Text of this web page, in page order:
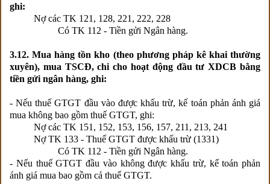
ghi:
Nợ các TK 121, 128, 221, 222, 228
Có TK 112 - Tiền gửi Ngân hàng.
3.12. Mua hàng tồn kho (theo phương pháp kê khai thường
xuyên), mua TSCĐ, chi cho hoạt động đầu tư XDCB bằng
tiền gửi ngân hàng, ghi:
- Nếu thuế GTGT đầu vào được khấu trừ, kế toán phản ánh giá
mua không bao gồm thuế GTGT, ghi:
Nợ các TK 151, 152, 153, 156, 157, 211, 213, 241
Nợ TK 133 - Thuế GTGT được khấu trừ (1331)
Có TK 112 - Tiền gửi Ngân hàng.
- Nếu thuế GTGT đầu vào không được khấu trừ, kế toán phản
ánh giá mua bao gồm cả thuế GTGT.